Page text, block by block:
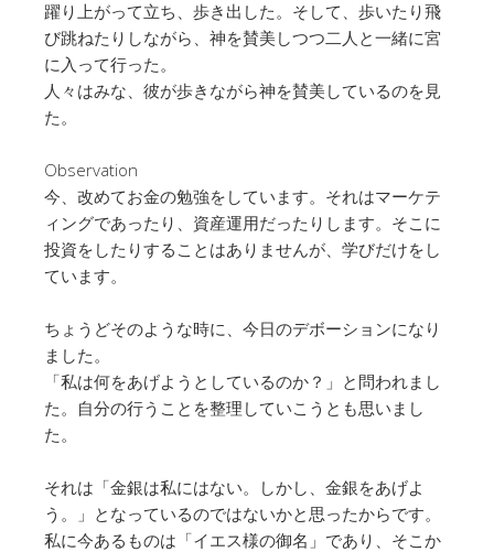
躍り上がって立ち、歩き出した。そして、歩いたり飛
び跳ねたりしながら、神を賛美しつつ二人と一緒に宮
に入って行った。
人々はみな、彼が歩きながら神を賛美しているのを見
た。
Observation
今、改めてお金の勉強をしています。それはマーケテ
ィングであったり、資産運用だったりします。そこに
投資をしたりすることはありませんが、学びだけをし
ています。
ちょうどそのような時に、今日のデボーションになり
ました。
「私は何をあげようとしているのか？」と問われまし
た。自分の行うことを整理していこうとも思いまし
た。
それは「金銀は私にはない。しかし、金銀をあげよ
う。」となっているのではないかと思ったからです。
私に今あるものは「イエス様の御名」であり、そこか